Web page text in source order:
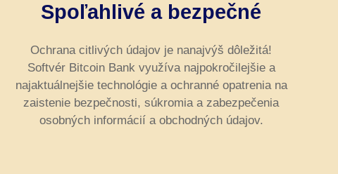
Spoľahlivé a bezpečné
Ochrana citlivých údajov je nanajvýš dôležitá!
Softvér Bitcoin Bank využíva najpokročilejšie a
najaktuálnejšie technológie a ochranné opatrenia na
zaistenie bezpečnosti, súkromia a zabezpečenia
osobných informácií a obchodných údajov.